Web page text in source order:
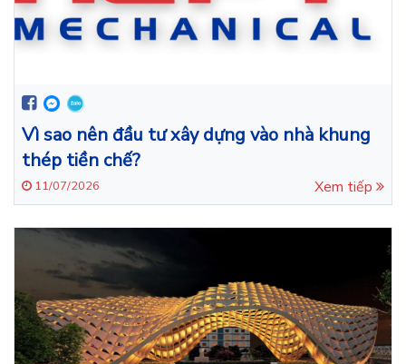
Vì sao nên đầu tư xây dựng vào nhà khung
thép tiền chế?
11/07/2026 Xem tiếp